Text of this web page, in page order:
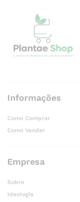
Informações
Como Comprar
Como Vender
Empresa
Sobre
Ideologia